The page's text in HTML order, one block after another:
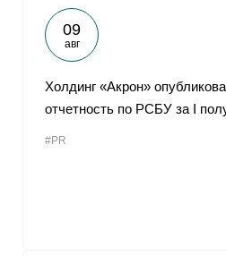
09
авг
Холдинг «Акрон»
отчетность по РСБУ за I
#PR